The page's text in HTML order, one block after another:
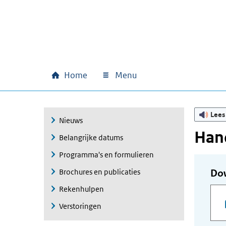
Hoofdnavigatie
Home Menu
Nieuws
Belangrijke datums
Programma's en formulieren
Brochures en publicaties
Rekenhulpen
Verstoringen